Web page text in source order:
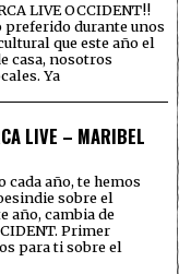
LIVE OCCIDENT!!
preferido durante unos
que este año el
casa, nosotros
Ya
LIVE – MARIBEL
cada año, te hemos
sobre el
año, cambia de
Primer
para ti sobre el